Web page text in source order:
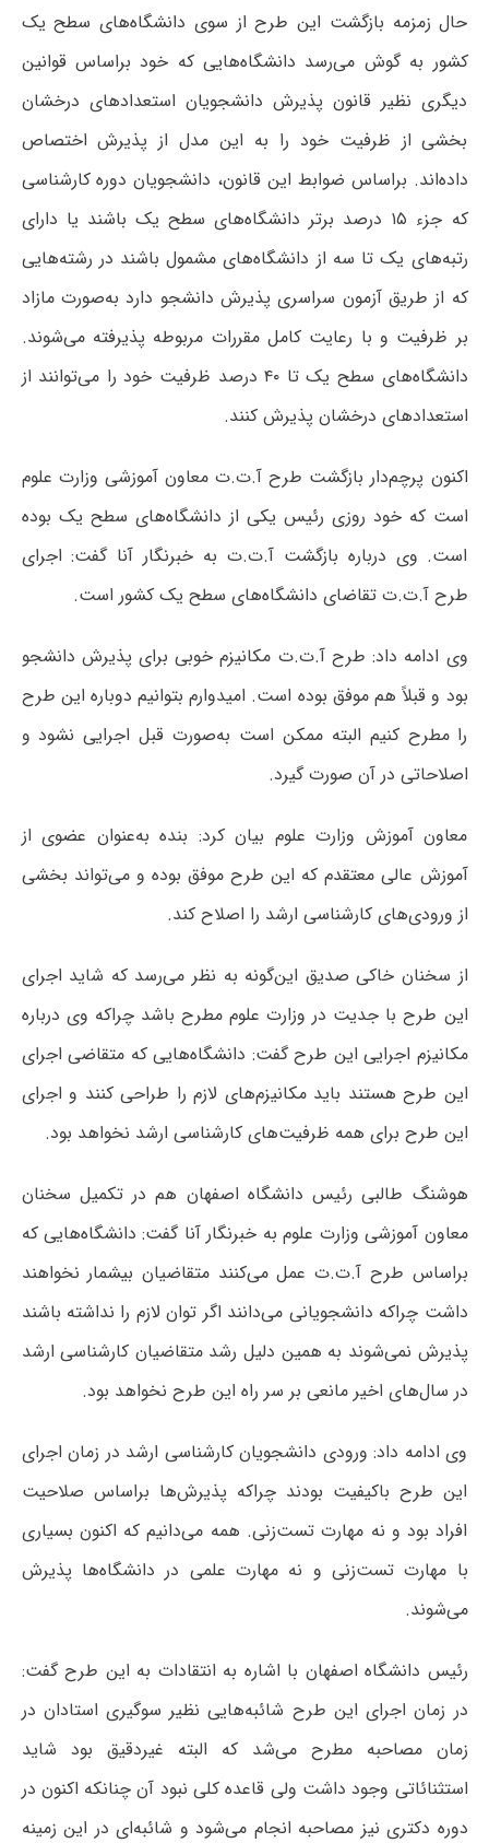
حال زمزمه بازگشت این طرح از سوی دانشگاه‌های سطح یک
کشور به گوش می‌رسد دانشگاه‌هایی که خود براساس قوانین
دیگری نظیر قانون پذیرش دانشجویان استعدادهای درخشان
بخشی از ظرفیت خود را به این مدل از پذیرش اختصاص
داده‌اند. براساس ضوابط این قانون، دانشجویان دوره کارشناسی
که جزء ۱۵ درصد برتر دانشگاه‌های سطح یک باشند یا دارای
رتبه‌های یک تا سه از دانشگاه‌های مشمول باشند در رشته‌هایی
که از طریق آزمون سراسری پذیرش دانشجو دارد به‌صورت مازاد
بر ظرفیت و با رعایت کامل مقررات مربوطه پذیرفته می‌شوند.
دانشگاه‌های سطح یک تا ۴۰ درصد ظرفیت خود را می‌توانند از
استعدادهای درخشان پذیرش کنند.
اکنون پرچم‌دار بازگشت طرح آ.ت.ت معاون آموزشی وزارت علوم
است که خود روزی رئیس یکی از دانشگاه‌های سطح یک بوده
است. وی درباره بازگشت آ.ت.ت به خبرنگار آنا گفت: اجرای
طرح آ.ت.ت تقاضای دانشگاه‌های سطح یک کشور است.
وی ادامه داد: طرح آ.ت.ت مکانیزم خوبی برای پذیرش دانشجو
بود و قبلاً هم موفق بوده است. امیدوارم بتوانیم دوباره این طرح
را مطرح کنیم البته ممکن است به‌صورت قبل اجرایی نشود و
اصلاحاتی در آن صورت گیرد.
معاون آموزش وزارت علوم بیان کرد: بنده به‌عنوان عضوی از
آموزش عالی معتقدم که این طرح موفق بوده و می‌تواند بخشی
از ورودی‌های کارشناسی ارشد را اصلاح کند.
از سخنان خاکی صدیق این‌گونه به نظر می‌رسد که شاید اجرای
این طرح با جدیت در وزارت علوم مطرح باشد چراکه وی درباره
مکانیزم اجرایی این طرح گفت: دانشگاه‌هایی که متقاضی اجرای
این طرح هستند باید مکانیزم‌های لازم را طراحی کنند و اجرای
این طرح برای همه ظرفیت‌های کارشناسی ارشد نخواهد بود.
هوشنگ طالبی رئیس دانشگاه اصفهان هم در تکمیل سخنان
معاون آموزشی وزارت علوم به خبرنگار آنا گفت: دانشگاه‌هایی که
براساس طرح آ.ت.ت عمل می‌کنند متقاضیان بیشمار نخواهند
داشت چراکه دانشجویانی می‌دانند اگر توان لازم را نداشته باشند
پذیرش نمی‌شوند به همین دلیل رشد متقاضیان کارشناسی ارشد
در سال‌های اخیر مانعی بر سر راه این طرح نخواهد بود.
وی ادامه داد: ورودی دانشجویان کارشناسی ارشد در زمان اجرای
این طرح باکیفیت بودند چراکه پذیرش‌ها براساس صلاحیت
افراد بود و نه مهارت تست‌زنی. همه می‌دانیم که اکنون بسیاری
با مهارت تست‌زنی و نه مهارت علمی در دانشگاه‌ها پذیرش
می‌شوند.
رئیس دانشگاه اصفهان با اشاره به انتقادات به این طرح گفت:
در زمان اجرای این طرح شائبه‌هایی نظیر سوگیری استادان در
زمان مصاحبه مطرح می‌شد که البته غیردقیق بود شاید
استثنائاتی وجود داشت ولی قاعده کلی نبود آن چنانکه اکنون در
دوره دکتری نیز مصاحبه انجام می‌شود و شائبه‌ای در این زمینه